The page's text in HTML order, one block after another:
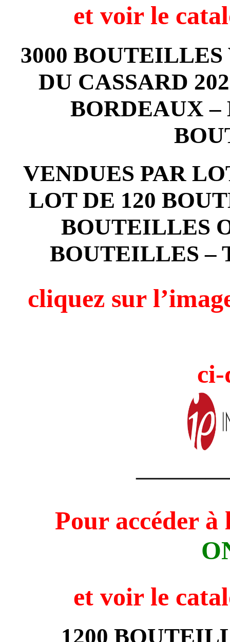
et voir le
3000
DU CASSARD
BORDEAUX –
VENDUES PAR
LOT DE 120
BOUTEILLES
BOUTEILLES –
cliquez sur
ci-
Pour accéder
et voir le
1200